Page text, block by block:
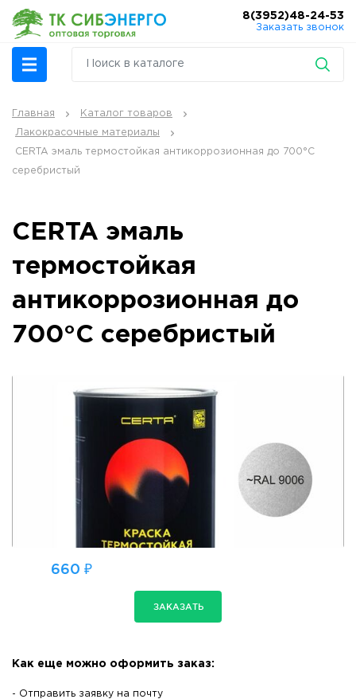
8(3952)48-24-53
Заказать звонок
Главная Каталог товаров
Лакокрасочные материалы
CERTA эмаль термостойкая антикоррозионная до 700°С
серебристый
CERTA эмаль
термостойкая
антикоррозионная до
700°С серебристый
660 ₽
ЗАКАЗАТЬ
Как еще можно оформить заказ:
- Отправить заявку на почту